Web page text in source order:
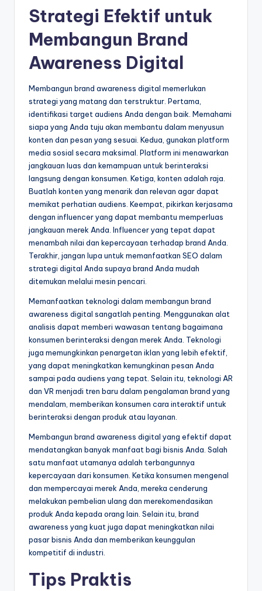
Strategi Efektif untuk
Membangun Brand
Awareness Digital
Membangun brand awareness digital memerlukan
strategi yang matang dan terstruktur. Pertama,
identifikasi target audiens Anda dengan baik. Memahami
siapa yang Anda tuju akan membantu dalam menyusun
konten dan pesan yang sesuai. Kedua, gunakan platform
media sosial secara maksimal. Platform ini menawarkan
jangkauan luas dan kemampuan untuk berinteraksi
langsung dengan konsumen. Ketiga, konten adalah raja.
Buatlah konten yang menarik dan relevan agar dapat
memikat perhatian audiens. Keempat, pikirkan kerjasama
dengan influencer yang dapat membantu memperluas
jangkauan merek Anda. Influencer yang tepat dapat
menambah nilai dan kepercayaan terhadap brand Anda.
Terakhir, jangan lupa untuk memanfaatkan SEO dalam
strategi digital Anda supaya brand Anda mudah
ditemukan melalui mesin pencari.
Memanfaatkan teknologi dalam membangun brand
awareness digital sangatlah penting. Menggunakan alat
analisis dapat memberi wawasan tentang bagaimana
konsumen berinteraksi dengan merek Anda. Teknologi
juga memungkinkan penargetan iklan yang lebih efektif,
yang dapat meningkatkan kemungkinan pesan Anda
sampai pada audiens yang tepat. Selain itu, teknologi AR
dan VR menjadi tren baru dalam pengalaman brand yang
mendalam, memberikan konsumen cara interaktif untuk
berinteraksi dengan produk atau layanan.
Membangun brand awareness digital yang efektif dapat
mendatangkan banyak manfaat bagi bisnis Anda. Salah
satu manfaat utamanya adalah terbangunnya
kepercayaan dari konsumen. Ketika konsumen mengenal
dan mempercayai merek Anda, mereka cenderung
melakukan pembelian ulang dan merekomendasikan
produk Anda kepada orang lain. Selain itu, brand
awareness yang kuat juga dapat meningkatkan nilai
pasar bisnis Anda dan memberikan keunggulan
kompetitif di industri.
Tips Praktis